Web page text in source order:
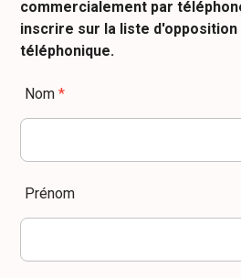
commercialement par
inscrire sur la liste d'opposition
téléphonique.
Nom*
Prénom